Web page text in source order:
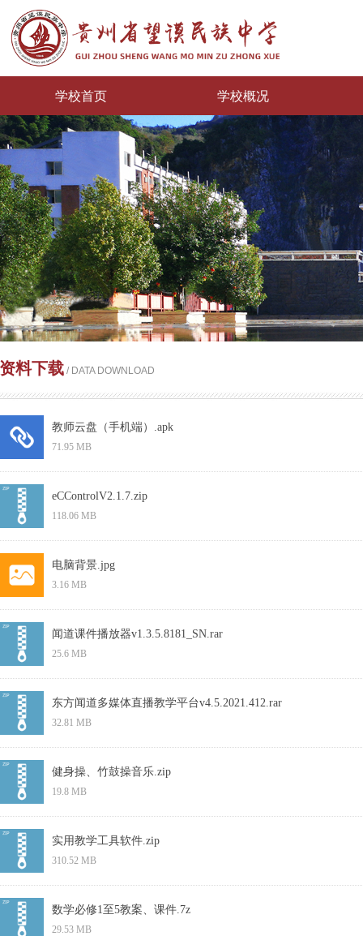
学校首页 学校概况
资料下载 / DATA DOWNLOAD
教师云盘（手机端）.apk
71.95 MB
eCControlV2.1.7.zip
118.06 MB
电脑背景.jpg
3.16 MB
闻道课件播放器v1.3.5.8181_SN.rar
25.6 MB
东方闻道多媒体直播教学平台v4.5.2021.412.rar
32.81 MB
健身操、竹鼓操音乐.zip
19.8 MB
实用教学工具软件.zip
310.52 MB
数学必修1至5教案、课件.7z
29.53 MB